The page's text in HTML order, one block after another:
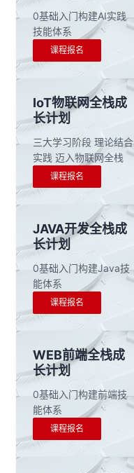
0基础入门构建AI实践
技能体系
课程报名
IoT物联网全栈成
长计划
三大学习阶段 理论结合
实践 迈入物联网全栈
课程报名
JAVA开发全栈成
长计划
0基础入门构建Java技
能体系
课程报名
WEB前端全栈成
长计划
0基础入门构建前端技
能体系
课程报名